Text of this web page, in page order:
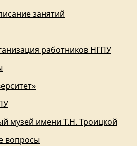
занятий
работников НГПУ
музей имени Т.Н. Троицкой
вопросы